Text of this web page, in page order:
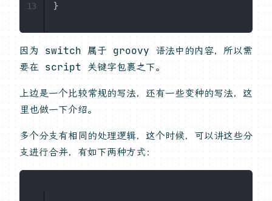
}
13
因为 switch 属于 groovy 语法中的内容，所以需
要在 script 关键字包裹之下。
上边是一个比较常规的写法，还有一些变种的写法，这
里也做一下介绍。
多个分支有相同的处理逻辑，这个时候，可以讲这些分
支进行合并，有如下两种方式：